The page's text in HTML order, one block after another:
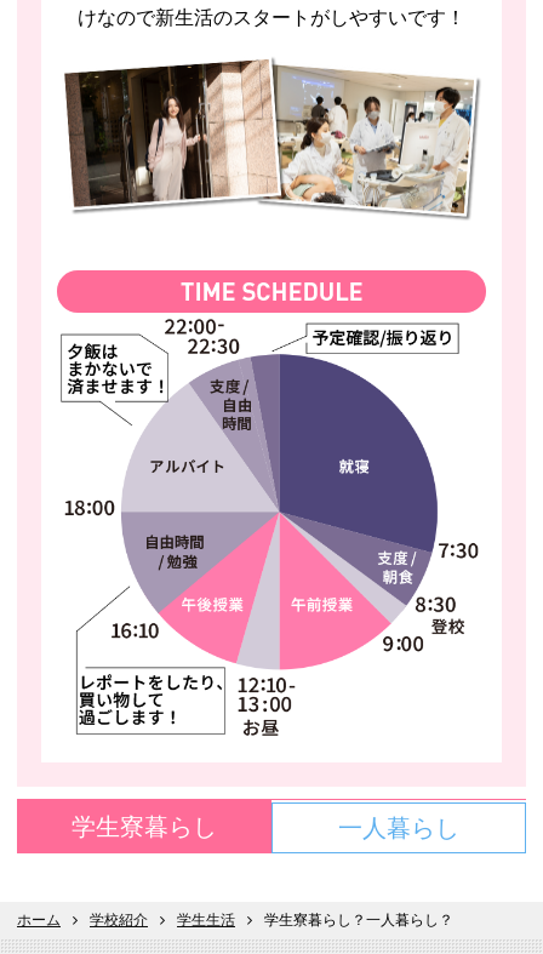
けなので新生活のスタートがしやすいです！
学生寮暮らし 一人暮らし
ホーム 学校紹介 学生生活 学生寮暮らし？一人暮らし？